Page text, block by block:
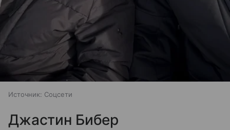
Источник: Соцсети
Джастин Бибер